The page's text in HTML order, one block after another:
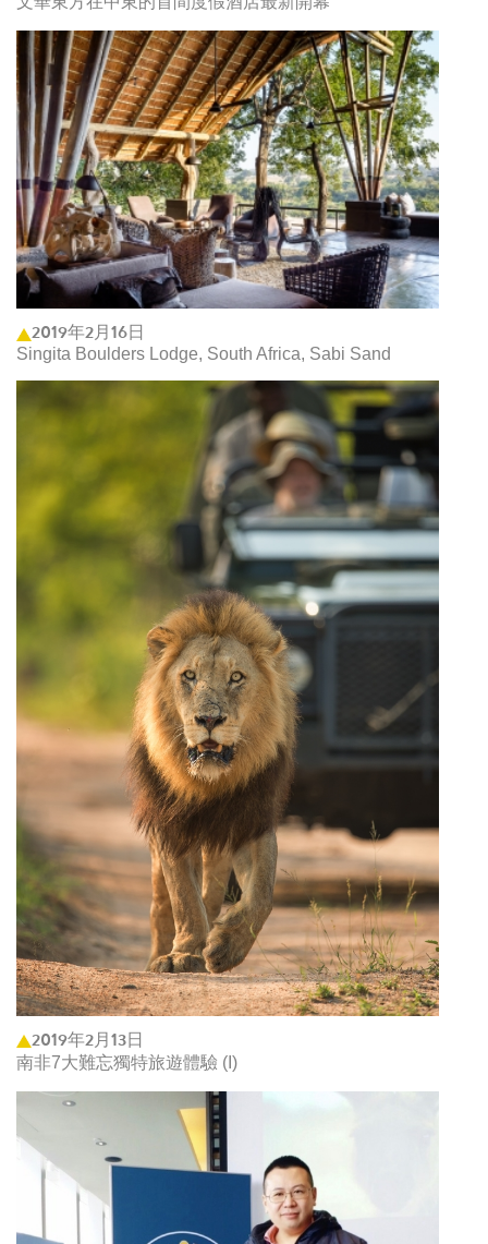
2019年2月16日
Singita Boulders Lodge, South Africa, Sabi Sand
2019年2月13日
南非7大難忘獨特旅遊體驗 (I)